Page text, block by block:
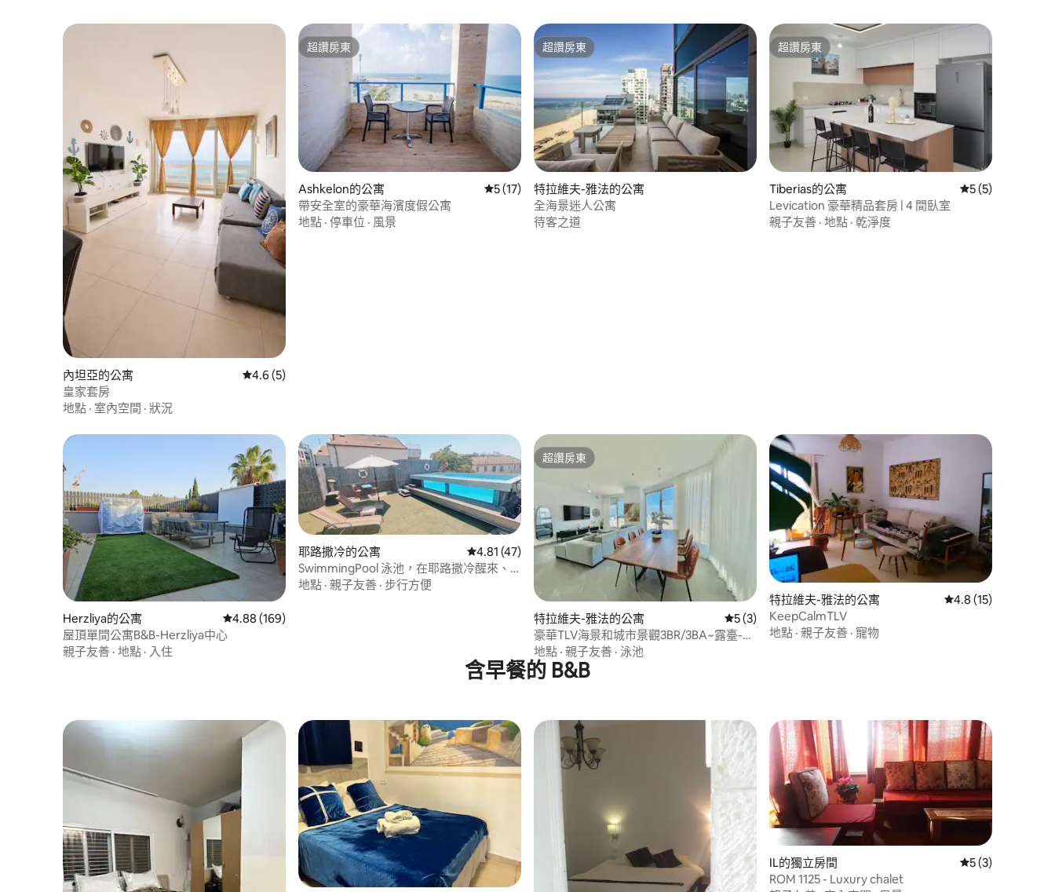
內坦亞的公寓 從 5 則評價中獲得 4.6 的平均評分（滿分 5 分）
4.6 (5)
皇家套房
地點 · 室內空間 · 狀況
超讚房東
超讚房東
Ashkelon的公寓 從 17 則評價中獲得 5 的平均評分（滿分 5 分）
5 (17)
帶安全室的豪華海濱度假公寓
地點 · 停車位 · 風景
超讚房東
超讚房東
特拉維夫-雅法的公寓
全海景迷人公寓
待客之道
超讚房東
超讚房東
Tiberias的公寓 從 5 則評價中獲
5 (5)
Levication 豪華精品套房 | 4 間臥室
親子友善 · 地點 · 乾淨度
Herzliya的公寓 從 169 則評價中獲得 4.88 的平均評分（滿分 5 分）
4.88 (169)
屋頂單間公寓B&B-Herzliya中心
親子友善 · 地點 · 入住
耶路撒冷的公寓 從 47 則評價中獲得 4.81 的平均評分（滿分 5 分）
4.81 (47)
SwimmingPool 泳池，在耶路撒冷醒來、
做夢！
地點 · 親子友善 · 步行方便
超讚房東
超讚房東
特拉維夫-雅法的公寓 從 3 則評價中獲得 5 的平均評分（滿分 5 分）
5 (3)
豪華TLV海景和城市景觀3BR/3BA~露臺-薩
羅納
地點 · 親子友善 · 泳池
特拉維夫-雅法的公寓 從 15 則評價中獲得
4.8 (15)
KeepCalmTLV
地點 · 親子友善 · 寵物
含早餐的 B&B
IL的獨立房間 從 3 則評價中獲
5 (3)
ROM 1125 - Luxury chalet